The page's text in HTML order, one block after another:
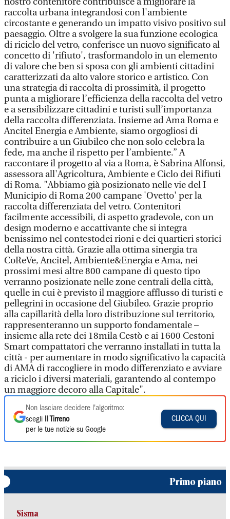
raccolta urbana integrandosi con l'ambiente
circostante e generando un impatto visivo positivo sul
paesaggio. Oltre a svolgere la sua funzione ecologica
di riciclo del vetro, conferisce un nuovo significato al
concetto di 'rifiuto', trasformandolo in un elemento
di valore che ben si sposa con gli ambienti cittadini
caratterizzati da alto valore storico e artistico. Con
una strategia di raccolta di prossimità, il progetto
punta a migliorare l’efficienza della raccolta del vetro
e a sensibilizzare cittadini e turisti sull’importanza
della raccolta differenziata. Insieme ad Ama Roma e
Ancitel Energia e Ambiente, siamo orgogliosi di
contribuire a un Giubileo che non solo celebra la
fede, ma anche il rispetto per l’ambiente.” A
raccontare il progetto al via a Roma, è Sabrina Alfonsi,
assessora all'Agricoltura, Ambiente e Ciclo dei Rifiuti
di Roma. "Abbiamo già posizionato nelle vie del I
Municipio di Roma 200 campane 'Ovetto' per la
raccolta differenziata del vetro. Contenitori
facilmente accessibili, di aspetto gradevole, con un
design moderno e accattivante che si integra
benissimo nel contestodei rioni e dei quartieri storici
della nostra città. Grazie alla ottima sinergia tra
CoReVe, Ancitel, Ambiente&Energia e Ama, nei
prossimi mesi altre 800 campane di questo tipo
verranno posizionate nelle zone centrali della città,
quelle in cui è previsto il maggiore afflusso di turisti e
pellegrini in occasione del Giubileo. Grazie proprio
alla capillarità della loro distribuzione sul territorio,
rappresenteranno un supporto fondamentale –
insieme alla rete dei 18mila Cestò e ai 1600 Cestoni
Smart compattatori che verranno installati in tutta la
città - per aumentare in modo significativo la capacità
di AMA di raccogliere in modo differenziato e avviare
a riciclo i diversi materiali, garantendo al contempo
un maggiore decoro alla Capitale".
Non lasciare decidere l'algoritmo:
scegli
Il Tirreno
per le tue notizie su Google
CLICCA QUI
Primo piano
Sisma